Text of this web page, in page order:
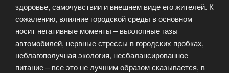
здоровье, самочувствии и внешнем виде его жителей. К
сожалению, влияние городской среды в основном
носит негативные моменты – выхлопные газы
автомобилей, нервные стрессы в городских пробках,
неблагополучная экология, несбалансированное
питание – все это не лучшим образом сказывается, в